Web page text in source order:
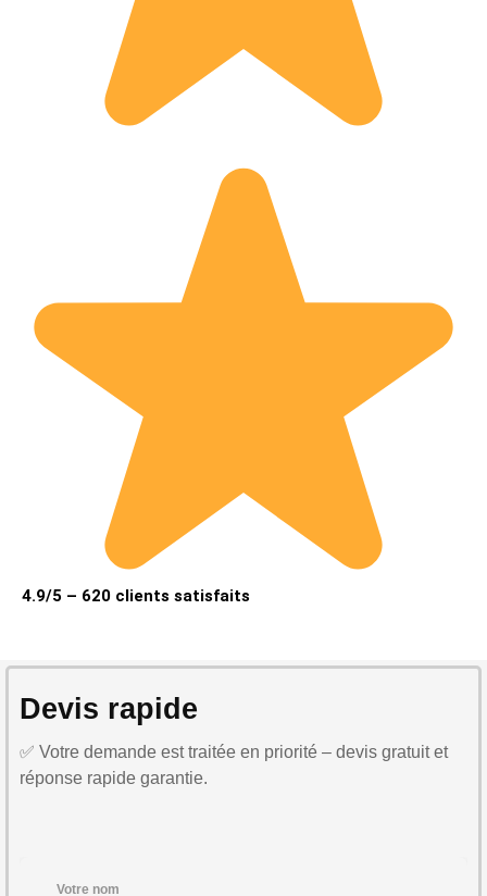
4.9/5 – 620 clients satisfaits
Devis rapide
✅ Votre demande est traitée en priorité – devis gratuit et
réponse rapide garantie.
Votre nom